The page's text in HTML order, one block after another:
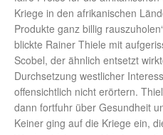
Kriege in den afrikanischen
Produkte ganz billig
blickte Rainer Thiele mit
Scobel, der ähnlich entsetzt
Durchsetzung westlicher
offensichtlich nicht erörtern.
dann fortfuhr über Gesundheit
Keiner ging auf die Kriege ein,